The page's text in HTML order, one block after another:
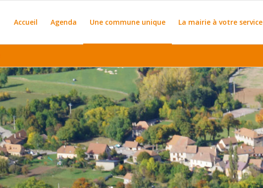
Accueil Agenda Une commune unique La mairie à votre service